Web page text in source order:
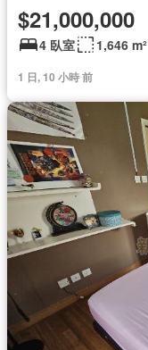
$21,000,000
4 臥室 1,646 m²
1 日, 10 小時 前